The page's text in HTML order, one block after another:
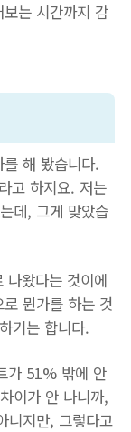
는 시간까지 감
해 봤습니다.
고 하지요. 저는
데, 그게 맞았습
나왔다는 것이에
뭔가를 하는 것
기는 합니다.
가 51% 밖에 안
이가 안 나니까,
니지만, 그렇다고